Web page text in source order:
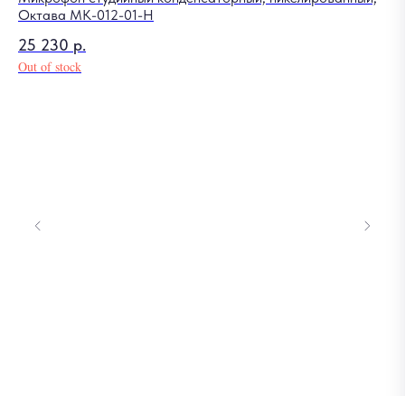
Октава МК-012-01-Н
25 230 р.
Out of stock